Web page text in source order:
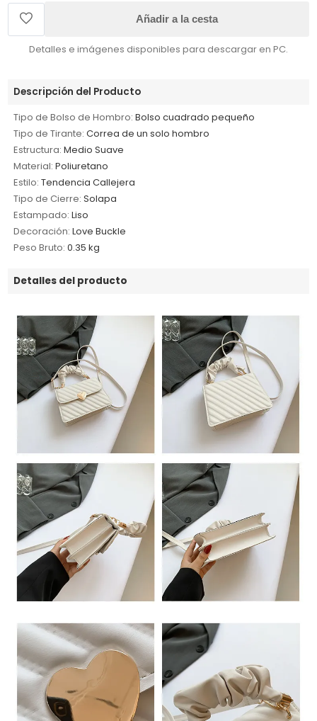
Añadir a la cesta
Detalles e imágenes disponibles para descargar en PC.
Descripción del Producto
Tipo de Bolso de Hombro: Bolso cuadrado pequeño
Tipo de Tirante: Correa de un solo hombro
Estructura: Medio Suave
Material: Poliuretano
Estilo: Tendencia Callejera
Tipo de Cierre: Solapa
Estampado: Liso
Decoración: Love Buckle
Peso Bruto: 0.35 kg
Detalles del producto